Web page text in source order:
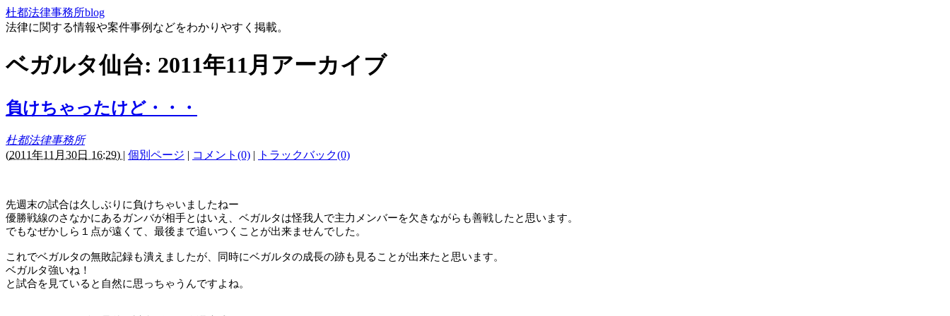
杜都法律事務所blog
法律に関する情報や案件事例などをわかりやすく掲載。
ベガルタ仙台: 2011年11月アーカイブ
負けちゃったけど・・・
杜都法律事務所
(2011年11月30日 16:29) | 個別ページ | コメント(0) | トラックバック(0)
先週末の試合は久しぶりに負けちゃいましたねー
優勝戦線のさなかにあるガンバが相手とはいえ、ベガルタは怪我人で主力メンバーを欠きながらも善戦したと思います。
でもなぜかしら１点が遠くて、最後まで追いつくことが出来ませんでした。
これでベガルタの無敗記録も潰えましたが、同時にベガルタの成長の跡も見ることが出来たと思います。
ベガルタ強いね！
と試合を見ていると自然に思っちゃうんですよね。